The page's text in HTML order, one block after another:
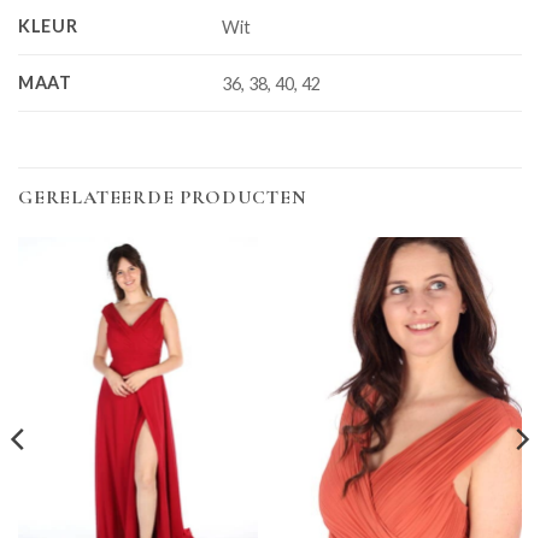
KLEUR Wit
MAAT 36, 38, 40, 42
GERELATEERDE PRODUCTEN